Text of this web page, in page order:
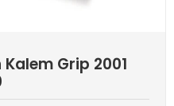
Grip 2001